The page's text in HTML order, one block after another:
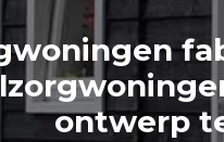
ontwerp